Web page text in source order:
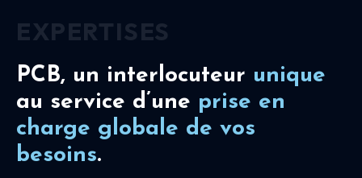
PCB, un interlocuteur unique
au service d’une prise en
charge globale de vos
besoins.
EXPERTISES